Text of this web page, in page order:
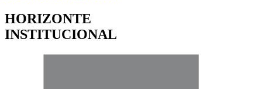
HORIZONTE
INSTITUCIONAL